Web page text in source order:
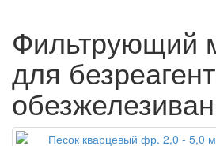
Фильтрующий
для